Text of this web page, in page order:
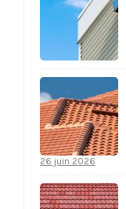
26 juin 2026